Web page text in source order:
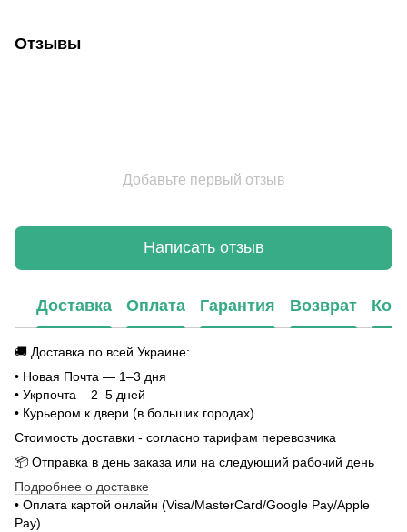
Отзывы
Добавьте первый отзыв
Написать отзыв
Доставка Оплата Гарантия Возврат
🚚 Доставка по всей Украине:
• Новая Почта — 1–3 дня
• Укрпочта – 2–5 дней
• Курьером к двери (в больших городах)
Стоимость доставки - согласно тарифам перевозчика
📦 Отправка в день заказа или на следующий рабочий день
Подробнее о доставке
• Оплата картой онлайн (Visa/MasterCard/Google Pay/Apple
Pay)